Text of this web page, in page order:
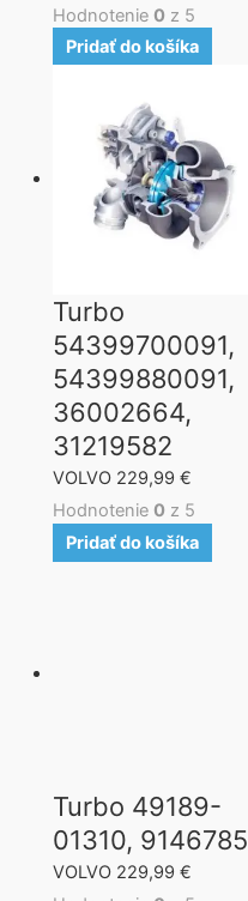
Hodnotenie 0z 5
Pridať do košíka
Turbo
54399700091,
54399880091,
36002664,
31219582
VOLVO 229,99 €
Hodnotenie 0z 5
Pridať do košíka
Turbo 49189-
01310, 9146785
VOLVO 229,99 €